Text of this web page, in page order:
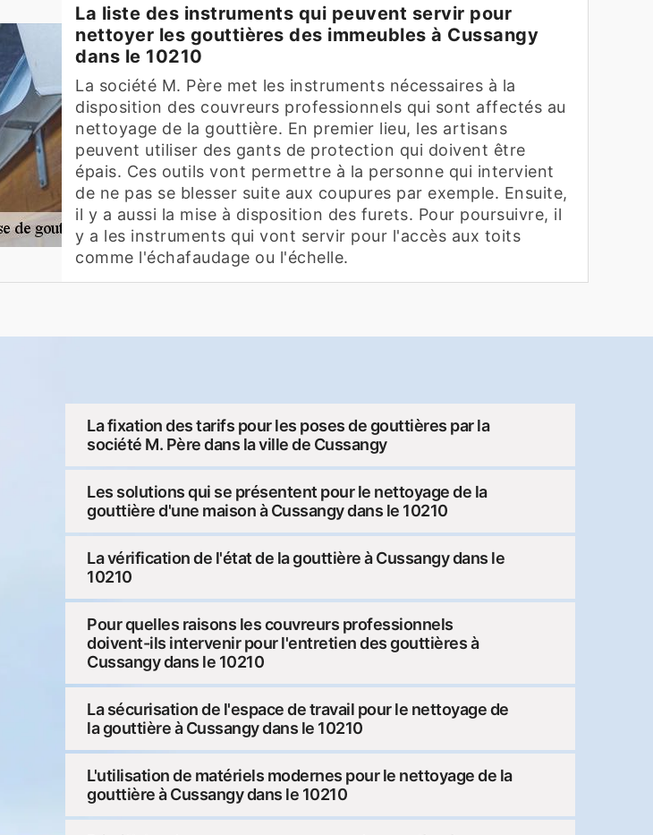
La liste des instruments qui peuvent servir pour
nettoyer les gouttières des immeubles à Cussangy
dans le 10210
La société M. Père met les instruments nécessaires à la
disposition des couvreurs professionnels qui sont affectés au
nettoyage de la gouttière. En premier lieu, les artisans
peuvent utiliser des gants de protection qui doivent être
épais. Ces outils vont permettre à la personne qui intervient
de ne pas se blesser suite aux coupures par exemple. Ensuite,
il y a aussi la mise à disposition des furets. Pour poursuivre, il
y a les instruments qui vont servir pour l'accès aux toits
comme l'échafaudage ou l'échelle.
La fixation des tarifs pour les poses de gouttières par la
société M. Père dans la ville de Cussangy
Les solutions qui se présentent pour le nettoyage de la
gouttière d'une maison à Cussangy dans le 10210
La vérification de l'état de la gouttière à Cussangy dans le
10210
Pour quelles raisons les couvreurs professionnels
doivent-ils intervenir pour l'entretien des gouttières à
Cussangy dans le 10210
La sécurisation de l'espace de travail pour le nettoyage de
la gouttière à Cussangy dans le 10210
L'utilisation de matériels modernes pour le nettoyage de la
gouttière à Cussangy dans le 10210